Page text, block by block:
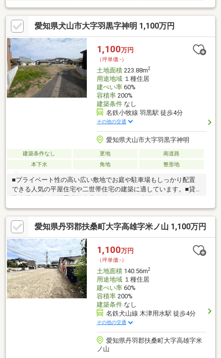
愛知県犬山市大字羽黒字神明 1,100万円
1,100万円
（坪単価:-）
土地面積223.88m2
用途地域１種住居
建ぺい率60%
容積率200%
建築条件なし
名鉄小牧線 羽黒駅 徒歩4分
その他の交通
愛知県犬山市大字羽黒字神明
建築条件なし 更地
南道路
本下水
角地 整形地
■プライベート性の高い広い敷地でお庭や駐車場もしっかり配置
できる人気の平屋住宅や二世帯住宅の建築に適しています。■貸
■敷地面積が広くお子様を遊ばせるスペース、人気の家庭菜園や
ドックランもお楽しみいただけます。■名鉄小牧線「羽黒」駅徒
歩4分の駅近稀少な立地です。建築条件はありませんので、お好み
のハウスメーカー、工務店等で建築していただけます。■建築時
にセットバックすることで、前面道路は通りやすくなります！■
分筆予定面積：223.88㎡（約67.72坪）！■分筆ライン及び分筆面
積のご相談可能です！
愛知県丹羽郡扶桑町大字高雄字米ノ山 1,100万円
1,100万円
（坪単価:-）
土地面積140.56m2
用途地域１種住居
建ぺい率60%
容積率200%
建築条件なし
名鉄犬山線 木津用水駅 徒歩4分
その他の交通
愛知県丹羽郡扶桑町大字高雄字米
ノ山